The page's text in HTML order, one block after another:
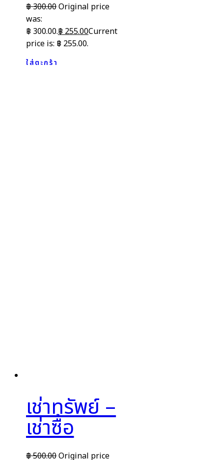
฿300.00Original price
was:
฿ 300.00.฿ 255.00Current
price is: ฿ 255.00.
ใส่ตะกร้า
เช่าทรัพย์ –
เช่าซื้อ
฿500.00Original price